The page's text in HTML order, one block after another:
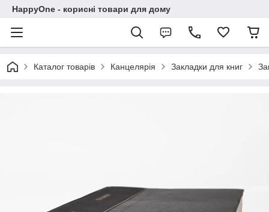
HappyOne - корисні товари для дому
Каталог товарів Канцелярія Закладки для книг